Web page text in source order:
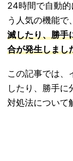
24時間で自動
う人気の機能で、
滅したり、勝手
合が発生しまし
この記事では、
したり、勝手に
対処法について